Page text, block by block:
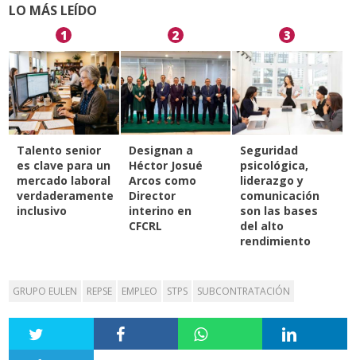
LO MÁS LEÍDO
1
Talento senior
es clave para un
mercado laboral
verdaderamente
inclusivo
2
Designan a
Héctor Josué
Arcos como
Director
interino en
CFCRL
3
Seguridad
psicológica,
liderazgo y
comunicación
son las bases
del alto
rendimiento
GRUPO EULEN REPSE EMPLEO STPS SUBCONTRATACIÓN